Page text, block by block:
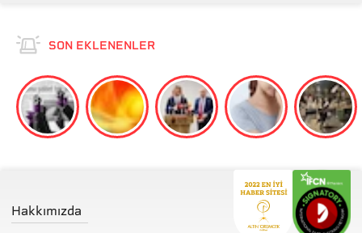
SON EKLENENLER
Hakkımızda